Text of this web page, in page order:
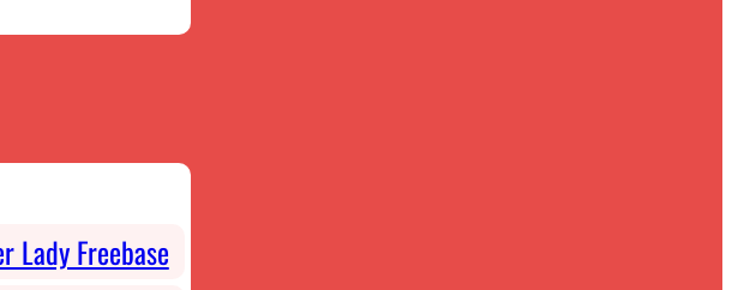
Lady Freebase